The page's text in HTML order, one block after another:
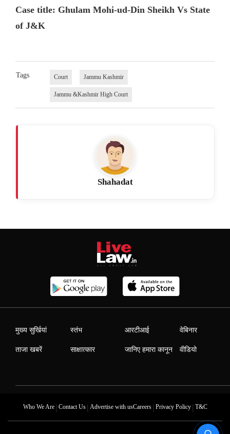
Case title: Ghulam Mohi-ud-Din Sheikh Vs State
of J&K
Tags Court Jammu Kashmir
Jammu &Kashmir High Court
Shahadat
मुख्य सुर्खियां
ताजा खबरें
स्तंभ
साक्षात्कार
आरटीआई
जानिए हमारा कानून
वेबिनार
वीडियो
Who We Are| Contact Us| Advertise with usCareers| Privacy Policy| T&C